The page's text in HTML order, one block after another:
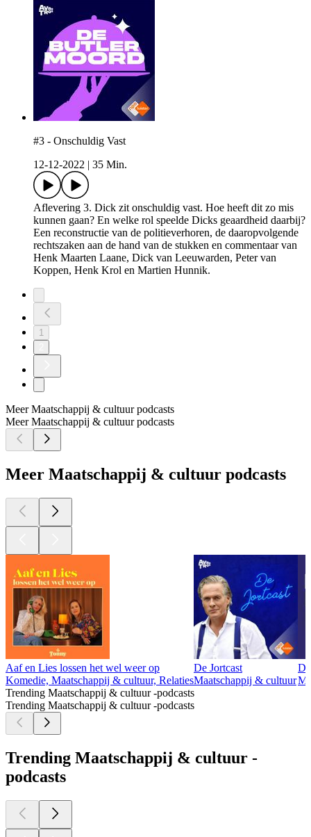
#3 - Onschuldig Vast
12-12-2022
35 Min.
Aflevering 3. Dick zit onschuldig vast. Hoe heeft dit zo mis
kunnen gaan? En welke rol speelde Dicks geaardheid daarbij?
Een reconstructie van de politieverhoren, de daaropvolgende
rechtszaken aan de hand van de stukken en commentaar van
Henk Maarten Laane, Dick van Leeuwarden, Peter van
Koppen, Henk Krol en Martien Hunnik.
1
Meer Maatschappij & cultuur podcasts
Meer Maatschappij & cultuur podcasts
Meer Maatschappij & cultuur podcasts
Aaf en Lies lossen het wel weer op
Komedie, Maatschappij & cultuur, Relaties
De Jortcast
Maatschappij & cultuur
Trending Maatschappij & cultuur -podcasts
Trending Maatschappij & cultuur -podcasts
Trending Maatschappij & cultuur -
podcasts